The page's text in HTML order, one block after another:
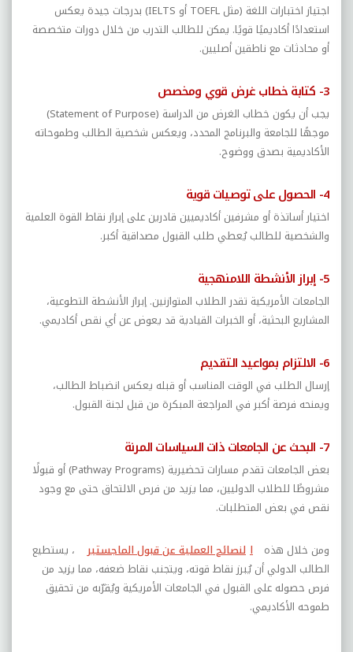
اجتياز اختبارات اللغة (مثل TOEFLأو IELTS) بدرجات جيدة يعكس
استعدادًا أكاديميًا قويًا. يمكن للطالب التدرب من خلال دورات متخصصة
أو محادثات مع ناطقين أصليين.
3- كتابة خطاب غرض قوي ومخصص
يجب أن يكون خطاب الغرض من الدراسة (Statement of Purpose
)
موجهًا للجامعة والبرنامج المحدد، ويعكس شخصية الطالب وطموحاته
الأكاديمية بصدق ووضوح.
4- الحصول على توصيات قوية
اختيار أساتذة أو مشرفين أكاديميين قادرين على إبراز نقاط القوة العلمية
والشخصية للطالب يُعطي طلب القبول مصداقية أكبر.
5- إبراز الأنشطة اللامنهجية
الجامعات الأمريكية تقدر الطلاب المتوازنين. إبراز الأنشطة التطوعية،
المشاريع البحثية، أو الخبرات القيادية قد يعوض عن أي نقص أكاديمي.
6- الالتزام بمواعيد التقديم
إرسال الطلب في الوقت المناسب أو قبله يعكس انضباط الطالب،
ويمنحه فرصة أكبر في المراجعة المبكرة من قبل لجنة القبول.
7- البحث عن الجامعات ذات السياسات المرنة
بعض الجامعات تقدم مسارات تحضيرية (Pathway Programs) أو قبولًا
مشروطًا للطلاب الدوليين، مما يزيد من فرص الالتحاق حتى مع وجود
نقص في بعض المتطلبات.
ومن خلال هذه ا لنصائح العملية عن قبول الماجستير
، يستطيع
الطالب الدولي أن يُبرز نقاط قوته، ويتجنب نقاط ضعفه، مما يزيد من
فرص حصوله على القبول في الجامعات الأمريكية ويُقرّبه من تحقيق
طموحه الأكاديمي.